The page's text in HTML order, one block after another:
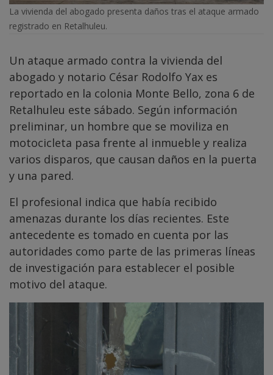
La vivienda del abogado presenta daños tras el ataque armado
registrado en Retalhuleu.
Un ataque armado contra la vivienda del
abogado y notario César Rodolfo Yax es
reportado en la colonia Monte Bello, zona 6 de
Retalhuleu este sábado. Según información
preliminar, un hombre que se moviliza en
motocicleta pasa frente al inmueble y realiza
varios disparos, que causan daños en la puerta
y una pared.
El profesional indica que había recibido
amenazas durante los días recientes. Este
antecedente es tomado en cuenta por las
autoridades como parte de las primeras líneas
de investigación para establecer el posible
motivo del ataque.